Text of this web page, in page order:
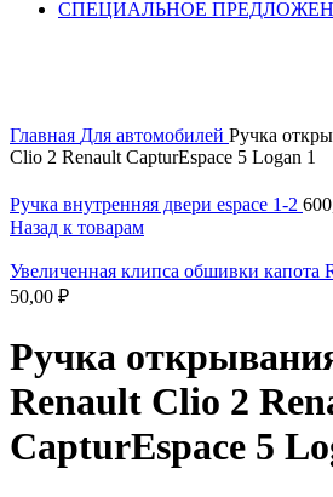
СПЕЦИАЛЬНОЕ
Главная Для автомобилей Ручка
Clio 2 Renault CapturEspace 5 Logan 1
Ручка внутренняя двери espace 1-2
Назад к товарам
Увеличенная клипса обшивки капота
50,00 ₽
Ручка
Renault Clio 2
CapturEspace 5